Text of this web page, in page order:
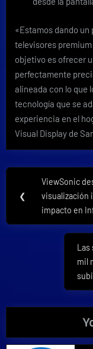
«Estamos dando
televisores
objetivo es ofrecer
perfectamente
alineada con lo que
tecnología que se
experiencia en el
Visual Display de
Navegación
de
entradas
❮
Previous
Post:
ViewSonic
visualización
impacto en
Las
mil